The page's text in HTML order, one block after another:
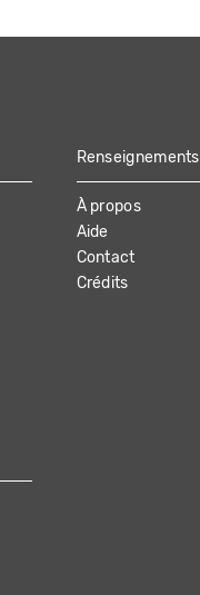
Renseignements
À propos
Aide
Contact
Crédits